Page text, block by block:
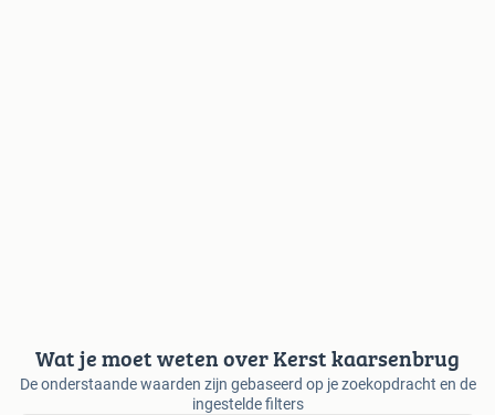
Wat je moet weten over Kerst kaarsenbrug
De onderstaande waarden zijn gebaseerd op je zoekopdracht en de
ingestelde filters